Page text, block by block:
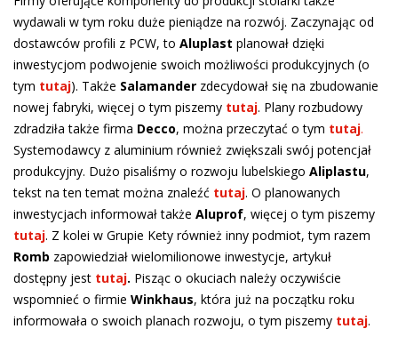
wydawali w tym roku duże pieniądze na rozwój. Zaczynając od
dostawców profili z PCW, to Aluplast planował dzięki
inwestycjom podwojenie swoich możliwości produkcyjnych (o
tym tutaj). Także Salamander zdecydował się na zbudowanie
nowej fabryki, więcej o tym piszemy tutaj. Plany rozbudowy
zdradziła także firma Decco, można przeczytać o tym tutaj.
Systemodawcy z aluminium również zwiększali swój potencjał
produkcyjny. Dużo pisaliśmy o rozwoju lubelskiego Aliplastu,
tekst na ten temat można znaleźć tutaj. O planowanych
inwestycjach informował także Aluprof, więcej o tym piszemy
tutaj. Z kolei w Grupie Kety również inny podmiot, tym razem
Romb zapowiedział wielomilionowe inwestycje, artykuł
dostępny jest tutaj. Pisząc o okuciach należy oczywiście
wspomnieć o firmie Winkhaus, która już na początku roku
informowała o swoich planach rozwoju, o tym piszemy tutaj.